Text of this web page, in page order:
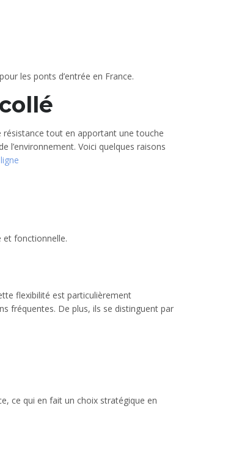
les ponts d’entrée en France.
tout en apportant une touche
l’environnement. Voici quelques raisons
et fonctionnelle.
flexibilité est particulièrement
fréquentes. De plus, ils se distinguent par
ce qui en fait un choix stratégique en